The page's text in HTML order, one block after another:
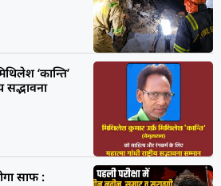
‘कान्ति’
सद्भावना
साफ :